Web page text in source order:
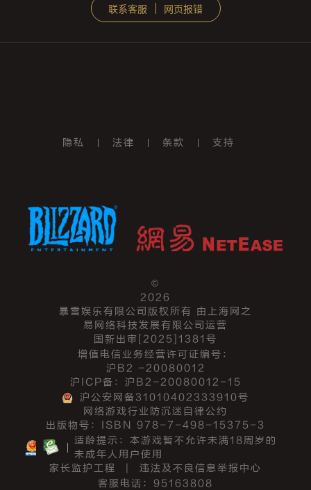
联系客服 网页报错
隐私 法律 条款 支持
©
2026
暴雪娱乐有限公司版权所有 由上海网之
易网络科技发展有限公司运营
国新出审[2025]1381号
增值电信业务经营许可证编号：
沪B2 -20080012
沪ICP备：沪B2-20080012-15
沪公安网备31010402333910号
网络游戏行业防沉迷自律公约
出版物号：ISBN 978-7-498-15375-3
适龄提示：本游戏暂不允许未满18周岁的
未成年人用户使用
家长监护工程
违法及不良信息举报中心
客服电话：95163808